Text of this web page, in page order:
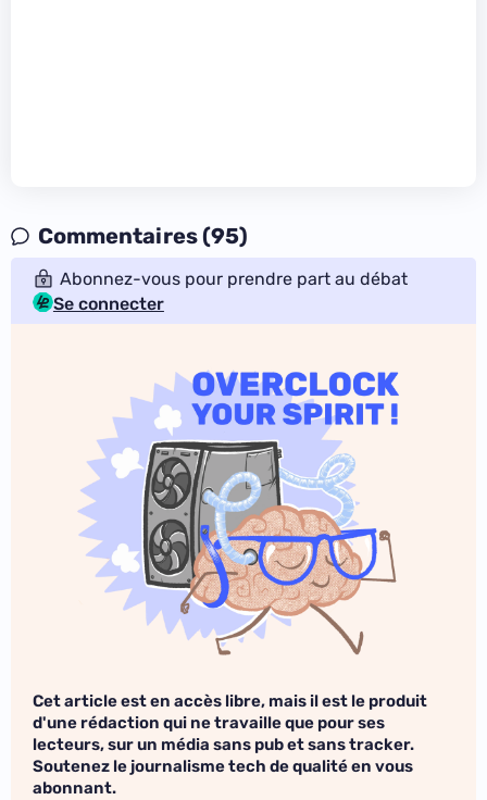
Commentaires (95)
Abonnez-vous pour prendre part au débat
Se connecter
Cet article est en accès libre, mais il est le produit
d'une rédaction qui ne travaille que pour ses
lecteurs, sur un média sans pub et sans tracker.
Soutenez le journalisme tech de qualité en vous
abonnant.